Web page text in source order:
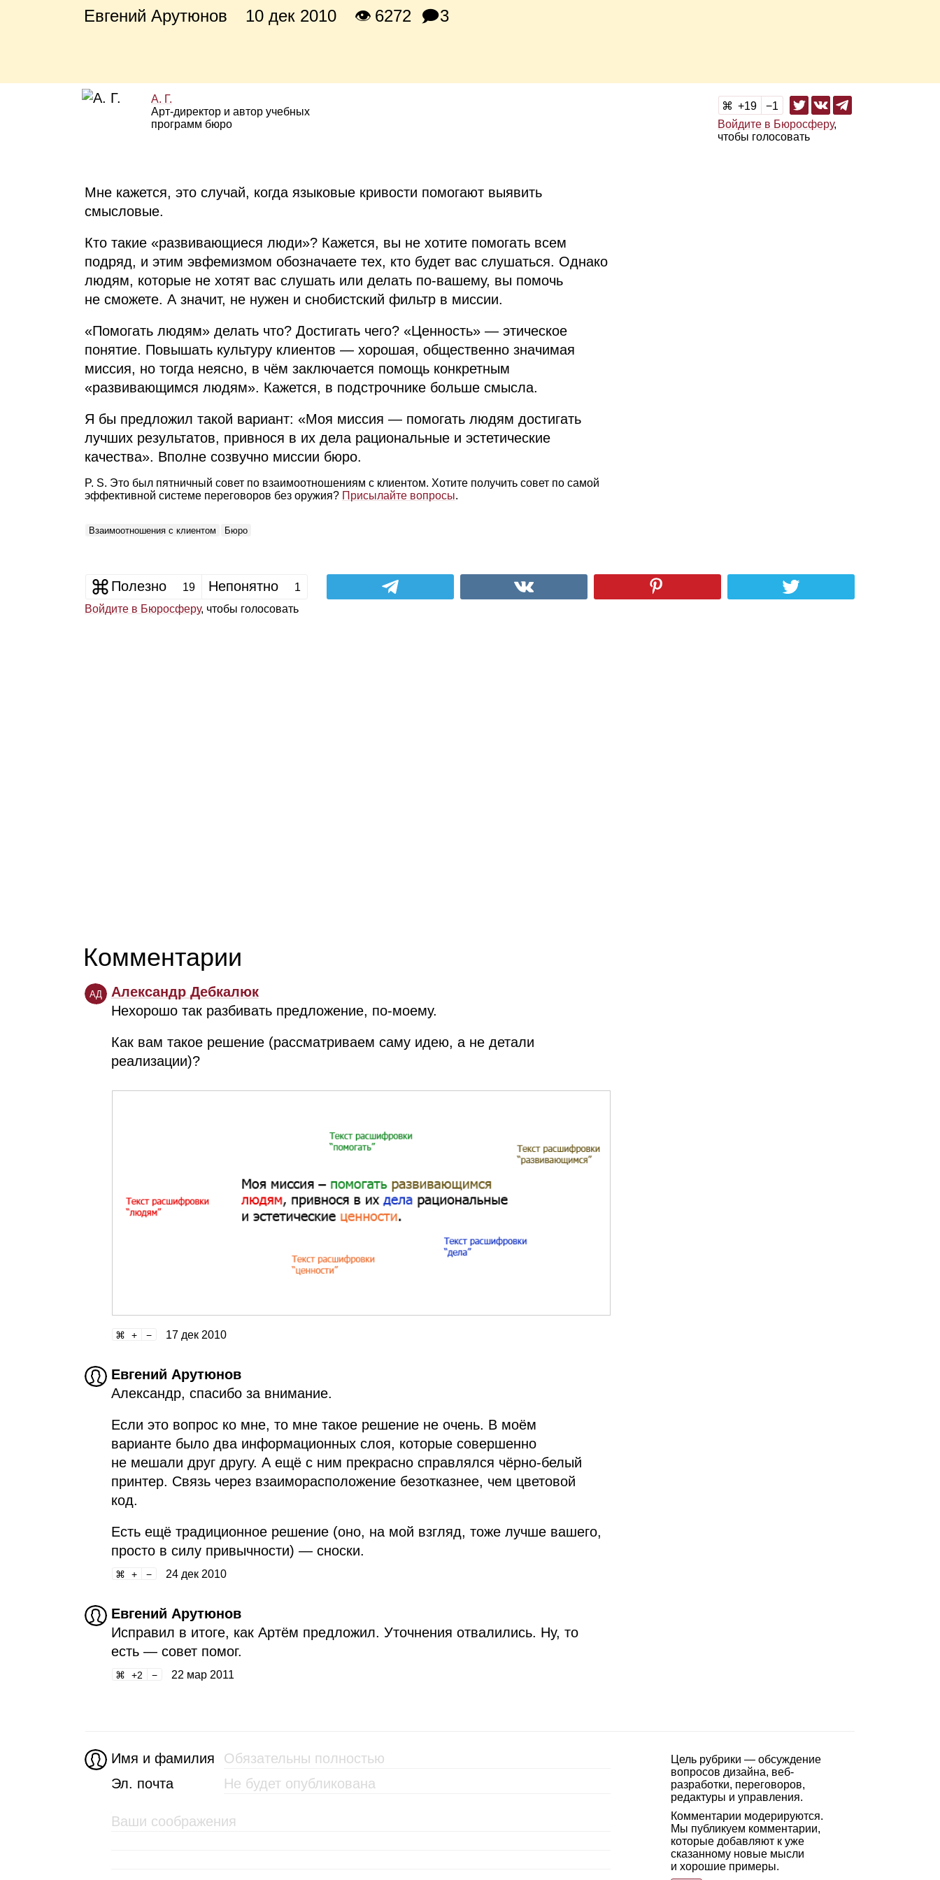
Евгений Арутюнов 10 дек 2010 👁 6272 🗩3
А. Г.
Арт‑директор и автор учебных
программ бюро
19
1
Войдите в Бюросферу,
чтобы голосовать
Мне кажется, это случай, когда языковые кривости помогают выявить
смысловые.
Кто такие «развивающиеся люди»? Кажется, вы не хотите помогать всем
подряд, и этим эвфемизмом обозначаете тех, кто будет вас слушаться. Однако
людям, которые не хотят вас слушать или делать по‑вашему, вы помочь
не сможете. А значит, не нужен и снобистский фильтр в миссии.
«Помогать людям» делать что? Достигать чего? «Ценность» — этическое
понятие. Повышать культуру клиентов — хорошая, общественно значимая
миссия, но тогда неясно, в чём заключается помощь конкретным
«развивающимся людям». Кажется, в подстрочнике больше смысла.
Я бы предложил такой вариант: «Моя миссия — помогать людям достигать
лучших результатов, привнося в их дела рациональные и эстетические
качества». Вполне созвучно миссии бюро.
P. S. Это был пятничный совет по взаимоотношениям с клиентом. Хотите получить совет по самой
эффективной системе переговоров без оружия? Присылайте вопросы.
Взаимоотношения с клиентом Бюро
Полезно 19 Непонятно
1
Войдите в Бюросферу, чтобы голосовать
Комментарии
АД
Александр Дебкалюк
Нехорошо так разбивать предложение, по‑моему.
Как вам такое решение (рассматриваем саму идею, а не детали
реализации)?
17 дек 2010
Евгений Арутюнов
Александр, спасибо за внимание.
Если это вопрос ко мне, то мне такое решение не очень. В моём
варианте было два информационных слоя, которые совершенно
не мешали друг другу. А ещё с ним прекрасно справлялся чёрно‑белый
принтер. Связь через взаиморасположение безотказнее, чем цветовой
код.
Есть ещё традиционное решение (оно, на мой взгляд, тоже лучше вашего,
просто в силу привычности) — сноски.
24 дек 2010
Евгений Арутюнов
Исправил в итоге, как Артём предложил. Уточнения отвалились. Ну, то
есть — совет помог.
2 22 мар 2011
Имя и фамилия
Эл. почта
Цель рубрики — обсуждение
вопросов дизайна, веб-
разработки, переговоров,
редактуры и управления.
Комментарии модерируются.
Мы публикуем комментарии,
которые добавляют к уже
сказанному новые мысли
и хорошие примеры.